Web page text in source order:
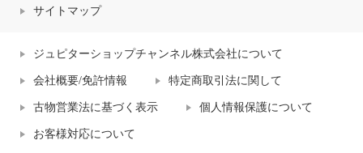
サイトマップ
ジュピターショップチャンネル株式会社について
会社概要/免許情報 特定商取引法に関して
古物営業法に基づく表示 個人情報保護について
お客様対応について